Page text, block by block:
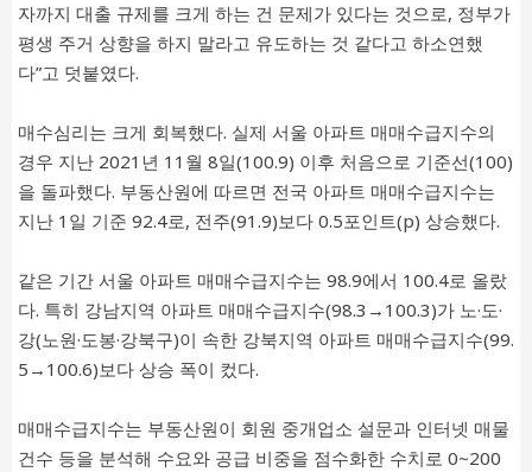
자까지 대출 규제를 크게 하는 건 문제가 있다는 것으로, 정부가
평생 주거 상향을 하지 말라고 유도하는 것 같다고 하소연했
다”고 덧붙였다.
매수심리는 크게 회복했다. 실제 서울 아파트 매매수급지수의
경우 지난 2021년 11월 8일(100.9) 이후 처음으로 기준선(100)
을 돌파했다. 부동산원에 따르면 전국 아파트 매매수급지수는
지난 1일 기준 92.4로, 전주(91.9)보다 0.5포인트(p) 상승했다.
같은 기간 서울 아파트 매매수급지수는 98.9에서 100.4로 올랐
다. 특히 강남지역 아파트 매매수급지수(98.3→100.3)가 노·도·
강(노원·도봉·강북구)이 속한 강북지역 아파트 매매수급지수(99.
5→100.6)보다 상승 폭이 컸다.
매매수급지수는 부동산원이 회원 중개업소 설문과 인터넷 매물
건수 등을 분석해 수요와 공급 비중을 점수화한 수치로 0~200